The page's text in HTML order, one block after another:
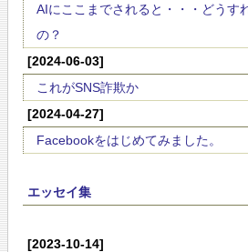
AIにここまでされると・・・どうす
の？
[2024-06-03]
これがSNS詐欺か
[2024-04-27]
Facebookをはじめてみました。
エッセイ集
[2023-10-14]